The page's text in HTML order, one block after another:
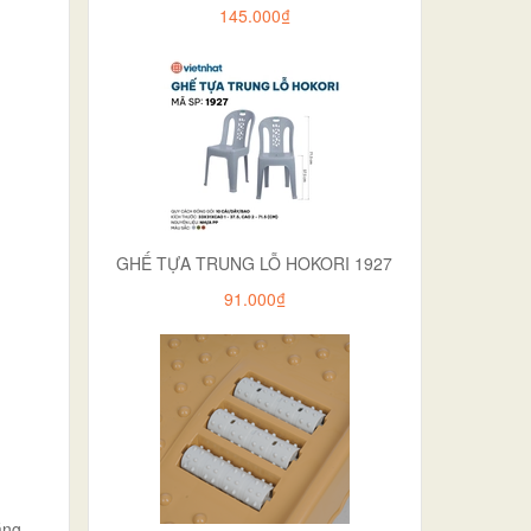
145.000₫
GHẾ TỰA TRUNG LỖ HOKORI 1927
91.000₫